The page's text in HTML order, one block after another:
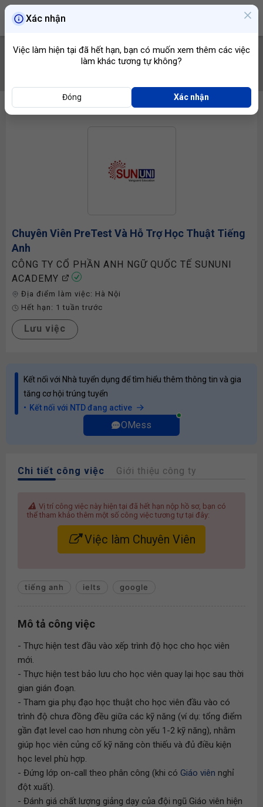
Chuyên Viên PreTest Và Hỗ Trợ Học Thuật Tiếng
Anh
CÔNG TY CỔ PHẦN ANH NGỮ QUỐC TẾ SUNUNI
ACADEMY
Địa điểm làm việc: Hà Nội
Hết hạn: 1 tuần trước
Lưu việc
Kết nối với Nhà tuyển dụng để tìm hiểu thêm thông tin và gia
tăng cơ hội trúng tuyển
Kết nối với NTD đang active
OMess
Chi tiết công việc Giới thiệu công ty
Vị trí công việc này hiện tại đã hết hạn nộp hồ sơ, bạn có
thể tham khảo thêm một số công việc tương tự tại đây:
Việc làm Chuyên Viên
tiếng anh ielts google
Mô tả công việc
- Thực hiện test đầu vào xếp trình độ học cho học viên
mới.
- Thực hiện test bảo lưu cho học viên quay lại học sau thời
gian gián đoạn.
- Tham gia phụ đạo học thuật cho học viên đầu vào có
trình độ chưa đồng đều giữa các kỹ năng (ví dụ: tổng điểm
gần đạt level cao hơn nhưng còn yếu 1-2 kỹ năng), nhằm
giúp học viên củng cố kỹ năng còn thiếu và đủ điều kiện
học level phù hợp.
- Đứng lớp on-call theo phân công (khi có Giáo viên nghỉ
đột xuất).
- Đánh giá chất lượng giảng dạy của đội ngũ Giáo viên hiện
Xác nhận
Việc làm hiện tại đã hết hạn, bạn có muốn xem thêm các việc
làm khác tương tự không?
Đóng Xác nhận